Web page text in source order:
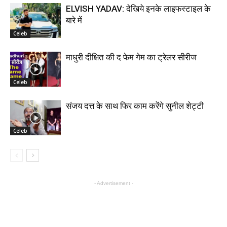
Celeb
ELVISH YADAV: देखिये इनके लाइफस्टाइल के
बारे में
Celeb
माधुरी दीक्षित की द फेम गेम का ट्रेलर सीरीज
Celeb
संजय दत्त के साथ फिर काम करेंगे सुनील शेट्टी
- Advertisement -